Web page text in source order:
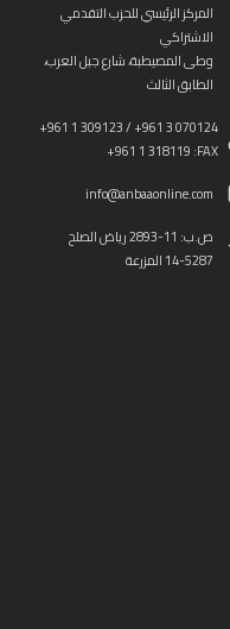
المركز الرئيسي للحزب التقدمي
الاشتراكي
وطى المصيطبة، شارع جبل العرب،
الطابق الثالث
+961 1 309123 / +961 3 070124
+961 1 318119 :FAX
info@anbaaonline.com
ص.ب: 11-2893 رياض الصلح
14-5287 المزرعة